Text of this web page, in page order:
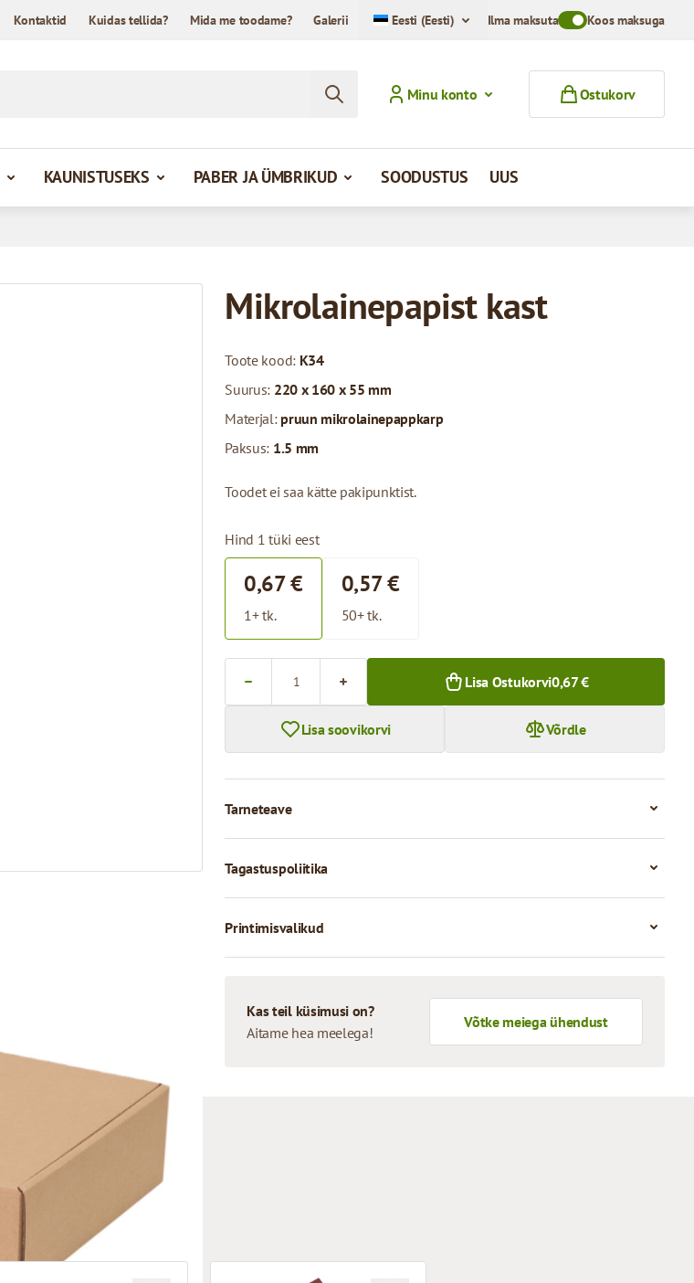
Kontaktid Kuidas tellida? Mida me toodame? Galerii Eesti (Eesti) Ilma maksutaToggle VAT Mode
Koos maksuga
Minu konto Ostukorv
KAUNISTUSEKS PABER JA ÜMBRIKUD SOODUSTUS UUS
Mikrolainepapist kast
Toote kood: K34
Suurus: 220 x 160 x 55 mm
Materjal: pruun mikrolainepappkarp
Paksus: 1.5 mm
Toodet ei saa kätte pakipunktist.
Hind 1 tüki eest
0,67 €
1+ tk.
0,57 €
50+ tk.
Lisa Ostukorvi0,67 €
Lisa soovikorvi Võrdle
Tarneteave
Tagastuspoliitika
Printimisvalikud
Kas teil küsimusi on?
Aitame hea meelega!
Võtke meiega ühendust